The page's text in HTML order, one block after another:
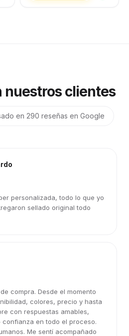
nuestros clientes
en 290 reseñas en Google
personalizada, todo lo que yo
sellado original todo
compra. Desde el momento
colores, precio y hasta
con respuestas amables,
confianza en todo el proceso.
Me sentí acompañado